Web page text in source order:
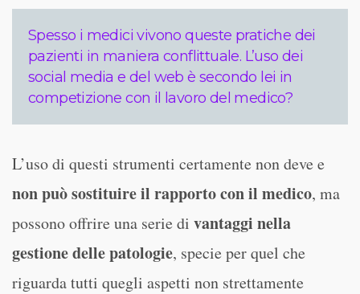
Spesso i medici vivono queste pratiche dei
pazienti in maniera conflittuale. L’uso dei
social media e del web è secondo lei in
competizione con il lavoro del medico?
L’uso di questi strumenti certamente non deve e
non può sostituire il rapporto con il medico, ma
possono offrire una serie di vantaggi nella
gestione delle patologie, specie per quel che
riguarda tutti quegli aspetti non strettamente